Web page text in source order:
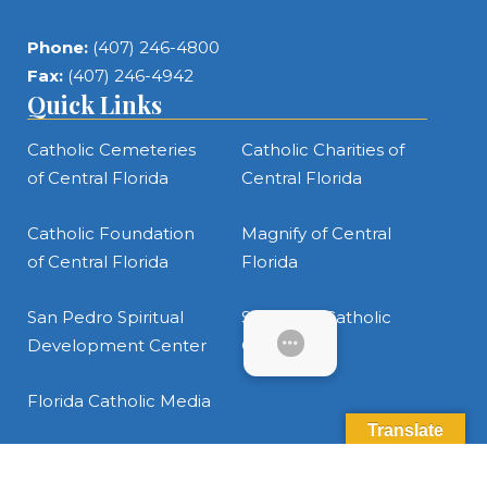
SUBMENU
Phone: (407) 246-4800
Fax: (407) 246-4942
Quick Links
Catholic Cemeteries
of Central Florida
Catholic Charities of
Central Florida
Catholic Foundation
of Central Florida
Magnify of Central
Florida
San Pedro Spiritual
Development Center
St. James Catholic
Cathedral
Florida Catholic Media
Translate